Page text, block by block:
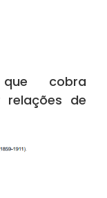
cobra
relações de